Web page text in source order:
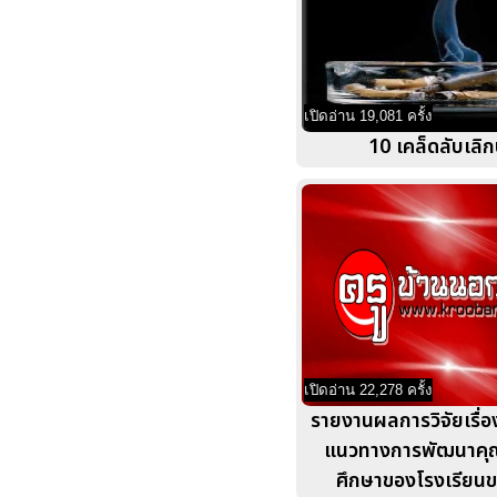
เปิดอ่าน 19,081 ครั้ง
10 เคล็ดลับเลิ
เปิดอ่าน 22,278 ครั้ง
รายงานผลการวิจัยเรื่
แนวทางการพัฒนา
ศึกษาของโรงเรียน